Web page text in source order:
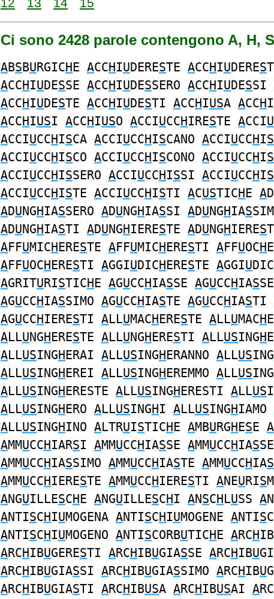
Ci sono 2428 parole contengono A, H,
ABSBURGICHE ACCHIUDERESTE ACCHIUDERES
ACCHIUDESSE ACCHIUDESSERO ACCHIUDESSI
ACCHIUDESTE ACCHIUDESTI ACCHIUSA ACCHI
ACCHIUSI ACCHIUSO ACCIUCCHIRESTE ACCIU
ACCIUCCHISCA ACCIUCCHISCANO ACCIUCCHIS
ACCIUCCHISCO ACCIUCCHISCONO ACCIUCCHIS
ACCIUCCHISSERO ACCIUCCHISSI ACCIUCCHIS
ACCIUCCHISTE ACCIUCCHISTI ACUSTICHE AD
ADUNGHIASSERO ADUNGHIASSI ADUNGHIAS
ADUNGHIASTI ADUNGHIERESTE ADUNGHIERES
AFFUMICHERESTE AFFUMICHERESTI AFFUOCH
AFFUOCHERESTI AGGIUDICHERESTE AGGIUDIC
AGRITURISTICHE AGUCCHIASSE AGUCCHIAS
AGUCCHIASSIMO AGUCCHIASTE AGUCCHIASTI
AGUCCHIERESTI ALLUMACHERESTE ALLUMACH
ALLUNGHERESTE ALLUNGHERESTI ALLUSINGH
ALLUSINGHERAI ALLUSINGHERANNO ALLUSING
ALLUSINGHEREI ALLUSINGHEREMMO ALLUSING
ALLUSINGHERESTE ALLUSINGHERESTI ALLUS
ALLUSINGHERO ALLUSINGHI ALLUSINGHIAMO
ALLUSINGHINO ALTRUISTICHE AMBURGHESE A
AMMUCCHIARSI AMMUCCHIASSE AMMUCCHIAS
AMMUCCHIASSIMO AMMUCCHIASTE AMMUCCHIAS
AMMUCCHIERESTE AMMUCCHIERESTI ANEURIS
ANGUILLESCHE ANGUILLESCHI ANSCHLUSS A
ANTISCHIUMOGENA ANTISCHIUMOGENE ANTISC
ANTISCHIUMOGENO ANTISCORBUTICHE ARCHIB
ARCHIBUGERESTI ARCHIBUGIASSE ARCHIBU
ARCHIBUGIASSI ARCHIBUGIASSIMO ARCHIBU
ARCHIBUGIASTI ARCHIBUSA ARCHIBUSAI ARC